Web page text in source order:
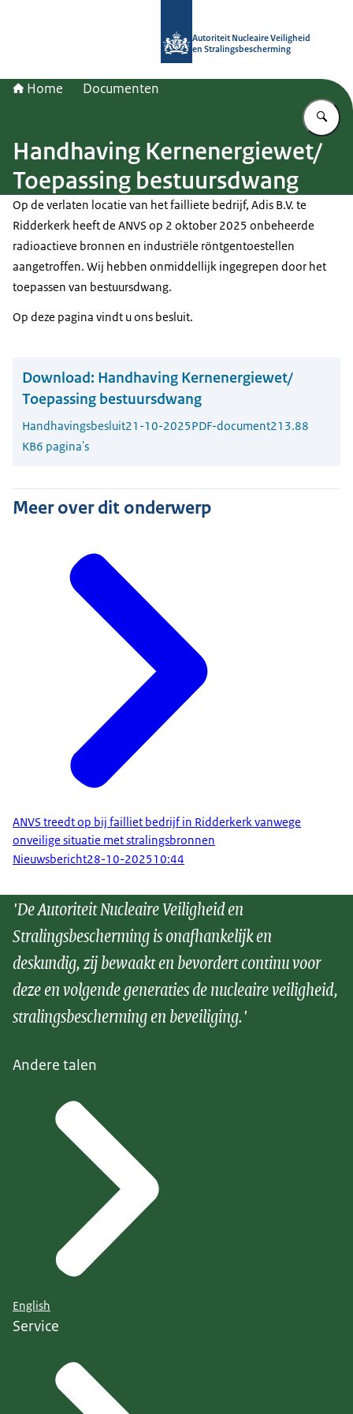
Autoriteit Nucleaire Veiligheid
en Stralingsbescherming
Home Documenten
Handhaving Kernenergiewet/
Toepassing bestuursdwang
Op de verlaten locatie van het failliete bedrijf, Adis B.V. te
Ridderkerk heeft de ANVS op 2 oktober 2025 onbeheerde
radioactieve bronnen en industriële röntgentoestellen
aangetroffen. Wij hebben onmiddellijk ingegrepen door het
toepassen van bestuursdwang.
Op deze pagina vindt u ons besluit.
Download: Handhaving Kernenergiewet/
Toepassing bestuursdwang
Handhavingsbesluit21-10-2025PDF-document213.88
KB6 pagina's
Meer over dit onderwerp
ANVS treedt op bij failliet bedrijf in Ridderkerk vanwege
onveilige situatie met stralingsbronnen
Nieuwsbericht28-10-202510:44
'De Autoriteit Nucleaire Veiligheid en
Stralingsbescherming is onafhankelijk en
deskundig, zij bewaakt en bevordert continu voor
deze en volgende generaties de nucleaire veiligheid,
stralingsbescherming en beveiliging.'
Andere talen
English
Service